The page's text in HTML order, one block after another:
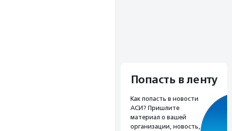
Попасть в ленту
Как попасть в новости
АСИ? Пришлите
материал о вашей
организации, новость,